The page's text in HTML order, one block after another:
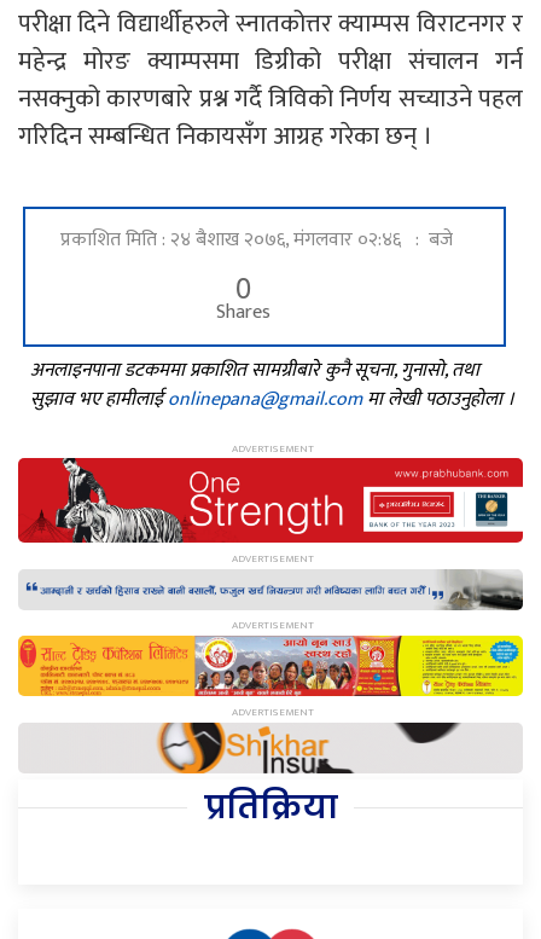
परीक्षा दिने विद्यार्थीहरुले स्नातकोत्तर क्याम्पस विराटनगर र
महेन्द्र मोरङ क्याम्पसमा डिग्रीको परीक्षा संचालन गर्न
नसक्नुको कारणबारे प्रश्न गर्दै त्रिविको निर्णय सच्याउने पहल
गरिदिन सम्बन्धित निकायसँग आग्रह गरेका छन् ।
प्रकाशित मिति : २४ बैशाख २०७६, मंगलवार ०२:४६ : बजे
0
Shares
अनलाइनपाना डटकममा प्रकाशित सामग्रीबारे कुनै सूचना, गुनासो, तथा
सुझाव भए हामीलाईonlinepana@gmail.comमा लेखी पठाउनुहोला ।
प्रतिक्रिया